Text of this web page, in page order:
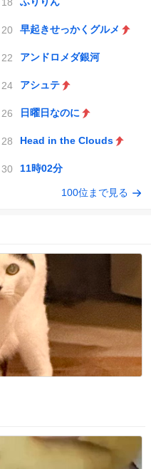
早起きせっかくグルメ
アンドロメダ銀河
アシュテ
日曜日なのに
Head in the Clouds
11時02分
100位まで見る